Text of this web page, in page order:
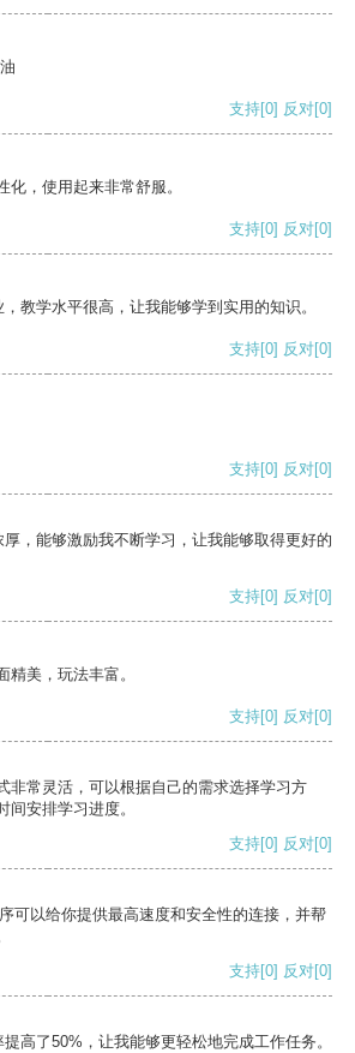
支持[0] 反对[0]
，使用起来非常舒服。
支持[0] 反对[0]
教学水平很高，让我能够学到实用的知识。
支持[0] 反对[0]
支持[0] 反对[0]
，能够激励我不断学习，让我能够取得更好的
支持[0] 反对[0]
精美，玩法丰富。
支持[0] 反对[0]
非常灵活，可以根据自己的需求选择学习方
间安排学习进度。
支持[0] 反对[0]
可以给你提供最高速度和安全性的连接，并帮
支持[0] 反对[0]
高了50%，让我能够更轻松地完成工作任务。